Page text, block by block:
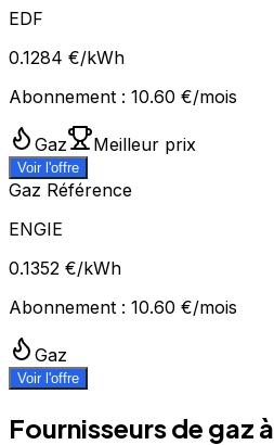
EDF
0.1284 €/kWh
Abonnement : 10.60 €/mois
Gaz Meilleur prix
Voir l'offre
Gaz Référence
ENGIE
0.1352 €/kWh
Abonnement : 10.60 €/mois
Gaz
Voir l'offre
Fournisseurs de gaz à